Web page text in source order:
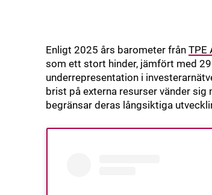
Enligt 2025 års barometer från TPE
som ett stort hinder, jämfört med
underrepresentation i
brist på externa resurser vänder
begränsar deras långsiktiga